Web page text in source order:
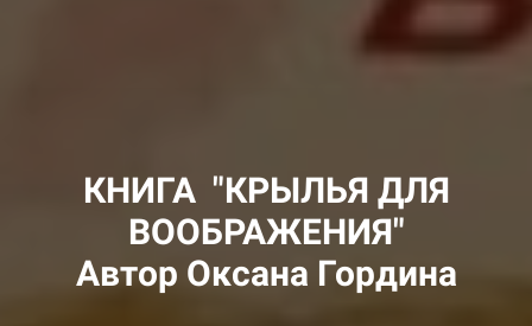
КНИГА "КРЫЛЬЯ ДЛЯ
ВООБРАЖЕНИЯ"
Автор Оксана Гордина